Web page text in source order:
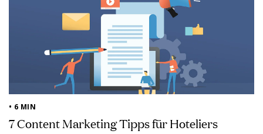
• 6 MIN
7 Content Marketing Tipps für Hoteliers